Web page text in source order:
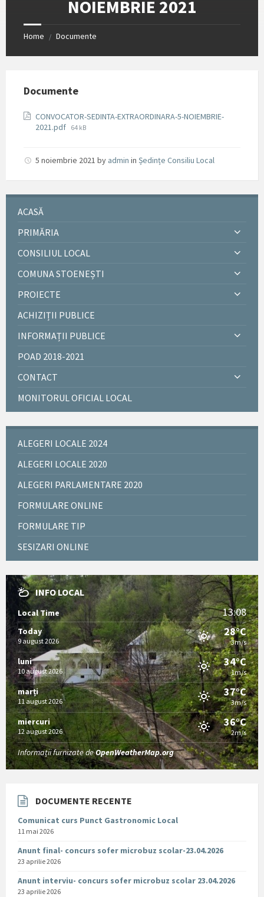
NOIEMBRIE 2021
Home / Documente
Documente
CONVOCATOR-SEDINTA-EXTRAORDINARA-5-NOIEMBRIE-
2021.pdf File
64 kB
5 noiembrie 2021 by admin in Ședințe Consiliu Local
ACASĂ
PRIMĂRIA
CONSILIUL LOCAL
COMUNA STOENEȘTI
PROIECTE
ACHIZIȚII PUBLICE
INFORMAȚII PUBLICE
POAD 2018-2021
CONTACT
MONITORUL OFICIAL LOCAL
ALEGERI LOCALE 2024
ALEGERI LOCALE 2020
ALEGERI PARLAMENTARE 2020
FORMULARE ONLINE
FORMULARE TIP
SESIZARI ONLINE
INFO LOCAL
Local Time 13:08
Today
9 august 2026
28°C
3m/s
luni
10 august 2026
34°C
1m/s
marți
11 august 2026
37°C
3m/s
miercuri
12 august 2026
36°C
2m/s
Informații furnizate deOpenWeatherMap.org
DOCUMENTE RECENTE
Comunicat curs Punct Gastronomic Local
11 mai 2026
Anunt final- concurs sofer microbuz scolar-23.04.2026
23 aprilie 2026
Anunt interviu- concurs sofer microbuz scolar 23.04.2026
23 aprilie 2026